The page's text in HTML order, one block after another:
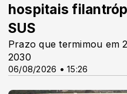
06/08/2026 • 15:26
hospitais
SUS
Prazo que termimou em
2030